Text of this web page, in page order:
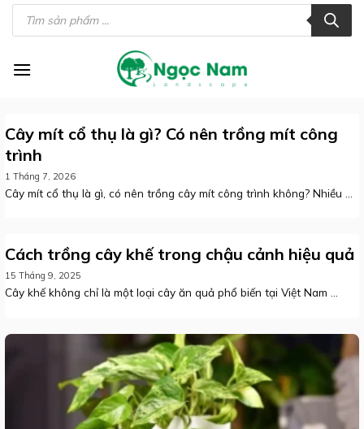
Skip
Tìm
kiếm
phẩm
Cây mít cổ thụ là gì? Có nên trồng mít công
trình
1 Tháng 7, 2026
Cây mít cổ thụ là gì, có nên trồng cây mít công trình không? Nhiều ...
Cách trồng cây khế trong chậu cảnh hiệu quả
15 Tháng 9, 2025
Cây khế không chỉ là một loại cây ăn quả phổ biến tại Việt Nam ...